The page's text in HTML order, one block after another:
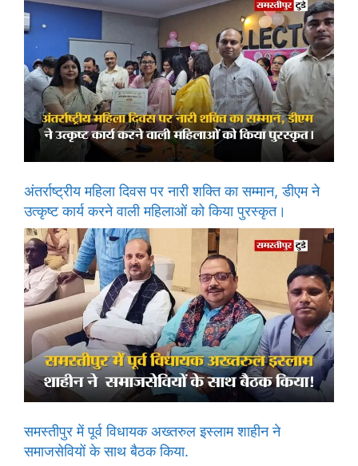
अंतर्राष्ट्रीय महिला दिवस पर नारी शक्ति का सम्मान, डीएम ने
उत्कृष्ट कार्य करने वाली महिलाओं को किया पुरस्कृत।
समस्तीपुर में पूर्व विधायक अख्तरुल इस्लाम शाहीन ने
समाजसेवियों के साथ बैठक किया.